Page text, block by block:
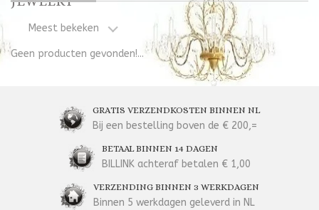
Meest bekeken
Geen producten gevonden!...
GRATIS VERZENDKOSTEN BINNEN NL
Bij een bestelling boven de € 200,=
BETAAL BINNEN 14 DAGEN
BILLINK achteraf betalen € 1,00
VERZENDING BINNEN 3 WERKDAGEN
Binnen 5 werkdagen geleverd in NL